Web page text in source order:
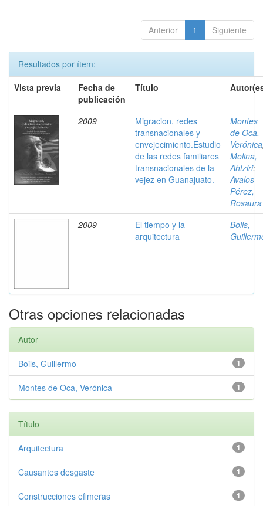
Anterior 1 Siguiente
Resultados por ítem:
Vista previa
Fecha de
publicación
Título
2009
Migracion, redes
transnacionales y
envejecimiento.Estudio
de las redes familiares
transnacionales de la
vejez en Guanajuato.
Montes
de Oca,
Verónica
Molina,
Ahtziri;
Avalos
Pérez,
Rosaura
2009
El tiempo y la
arquitectura
Boils,
Otras opciones relacionadas
Autor
1
Boils, Guillermo
1
Montes de Oca, Verónica
Título
1
Arquitectura
1
Causantes desgaste
1
Construcciones efimeras